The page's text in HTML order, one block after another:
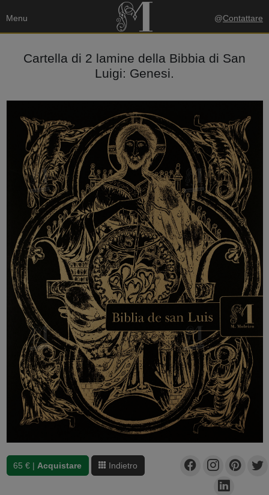
Menu @Contattare
Cartella di 2 lamine della Bibbia di San
Luigi: Genesi.
65 € | Acquistare Indietro